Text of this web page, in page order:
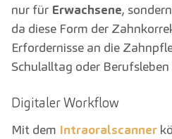
nur für Erwachsene,
da diese Form der
Erfordernisse an die
Schulalltag oder
Digitaler Workflow
Mit dem Intraoralscanner